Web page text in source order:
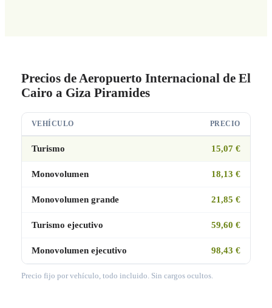
Precios de Aeropuerto Internacional de El
Cairo a Giza Piramides
VEHÍCULO PRECIO
Turismo 15,07 €
Monovolumen 18,13 €
Monovolumen grande 21,85 €
Turismo ejecutivo 59,60 €
Monovolumen ejecutivo 98,43 €
Precio fijo por vehículo, todo incluido. Sin cargos ocultos.